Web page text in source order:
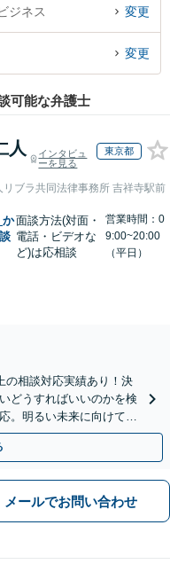
務のトラブル解決の実績豊富
で法人・ビジネスの債務を法律
などでお困りの相談者さんに
ジネス 変更
変更
可能な弁護士
人
インタビュ
ーを見る
東京都
リブラ共同法律事務所 吉祥寺駅前
か面談方法(対面・
電話・ビデオな
ど)は応相談
営業時間：0
9:00~20:00
（平日）
の相談対応実績あり！決
どうすればいいのかを検
。明るい未来に向けて一
完全個室】
メールでお問い合わせ